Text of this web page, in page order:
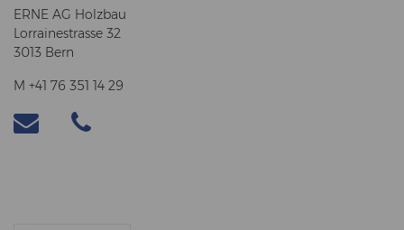
ERNE AG Holzbau
Lorrainestrasse 32
3013 Bern
M +41 76 351 14 29